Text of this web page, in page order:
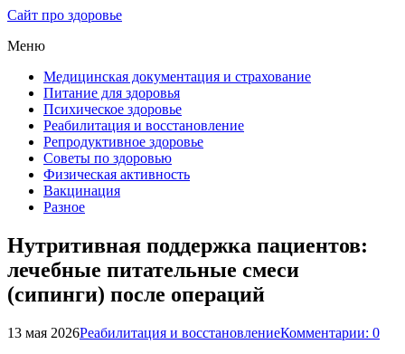
Сайт про здоровье
Меню
Медицинская документация и страхование
Питание для здоровья
Психическое здоровье
Реабилитация и восстановление
Репродуктивное здоровье
Советы по здоровью
Физическая активность
Вакцинация
Разное
Нутритивная поддержка пациентов:
лечебные питательные смеси
(сипинги) после операций
13 мая 2026Реабилитация и восстановлениеКомментарии: 0